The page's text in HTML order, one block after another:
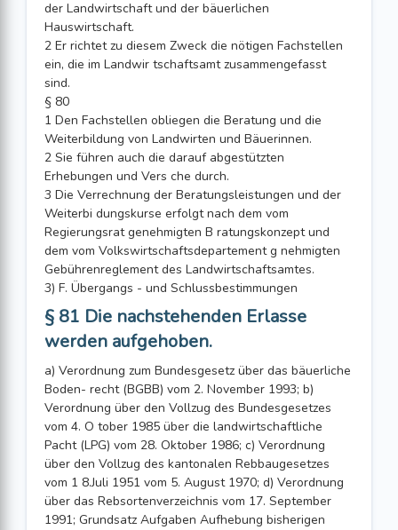
der Landwirtschaft und der bäuerlichen
Hauswirtschaft.
2 Er richtet zu diesem Zweck die nötigen Fachstellen
ein, die im Landwir tschaftsamt zusammengefasst
sind.
§ 80
1 Den Fachstellen obliegen die Beratung und die
Weiterbildung von Landwirten und Bäuerinnen.
2 Sie führen auch die darauf abgestützten
Erhebungen und Vers che durch.
3 Die Verrechnung der Beratungsleistungen und der
Weiterbi dungskurse erfolgt nach dem vom
Regierungsrat genehmigten B ratungskonzept und
dem vom Volkswirtschaftsdepartement g nehmigten
Gebührenreglement des Landwirtschaftsamtes.
3) F. Übergangs - und Schlussbestimmungen
§ 81 Die nachstehenden Erlasse
werden aufgehoben.
a) Verordnung zum Bundesgesetz über das bäuerliche
Boden- recht (BGBB) vom 2. November 1993; b)
Verordnung über den Vollzug des Bundesgesetzes
vom 4. O tober 1985 über die landwirtschaftliche
Pacht (LPG) vom 28. Oktober 1986; c) Verordnung
über den Vollzug des kantonalen Rebbaugesetzes
vom 1 8.Juli 1951 vom 5. August 1970; d) Verordnung
über das Rebsortenverzeichnis vom 17. September
1991; Grundsatz Aufgaben Aufhebung bisherigen